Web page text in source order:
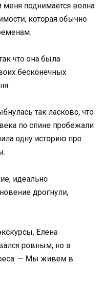
меня поднимается волна
которая обычно
что она была
бесконечных
так ласково, что
по спине пробежали
одну историю про
идеально
дрогнули,
Елена
ровным, но в
— Мы живем в